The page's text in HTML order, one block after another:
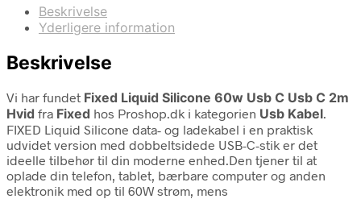
Beskrivelse
Yderligere information
Beskrivelse
Vi har fundet Fixed Liquid Silicone 60w Usb C Usb C 2m
Hvid fra Fixed hos Proshop.dk i kategorien Usb Kabel.
FIXED Liquid Silicone data- og ladekabel i en praktisk
udvidet version med dobbeltsidede USB-C-stik er det
ideelle tilbehør til din moderne enhed.Den tjener til at
oplade din telefon, tablet, bærbare computer og anden
elektronik med op til 60W strøm, mens